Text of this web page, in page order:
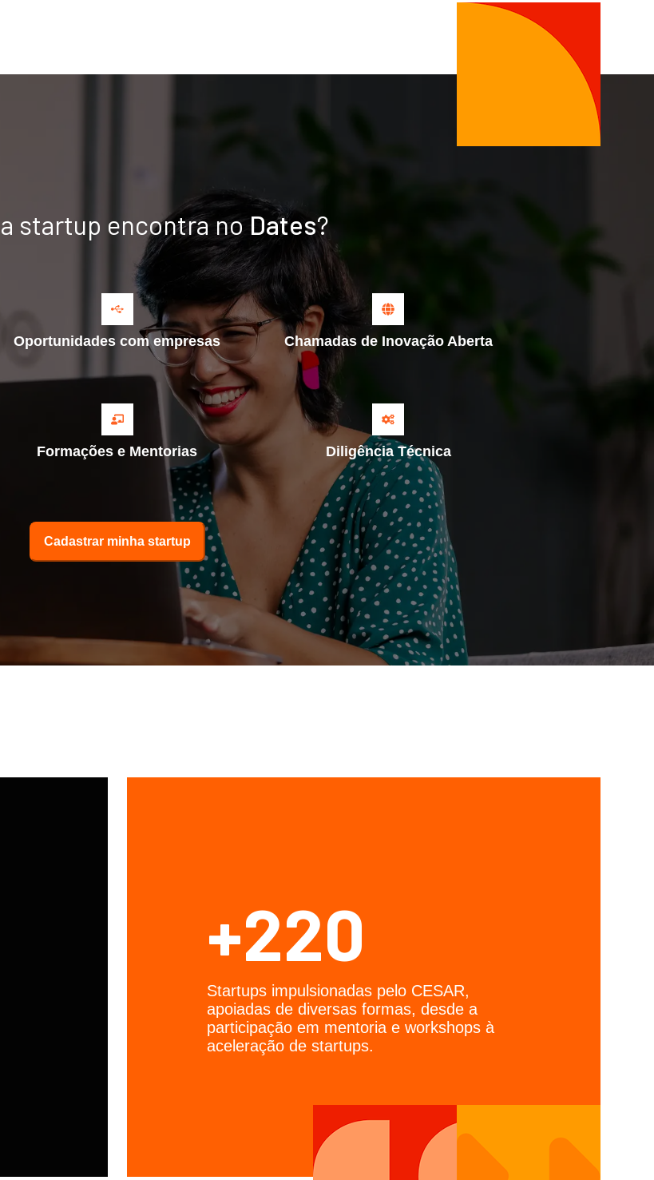
startup encontra noDates?
Oportunidades com empresas Chamadas de Inovação Aberta
Formações e Mentorias Diligência Técnica
Cadastrar minha startup
+220
Startups impulsionadas pelo CESAR,
apoiadas de diversas formas, desde a
participação em mentoria e workshops à
aceleração de startups.